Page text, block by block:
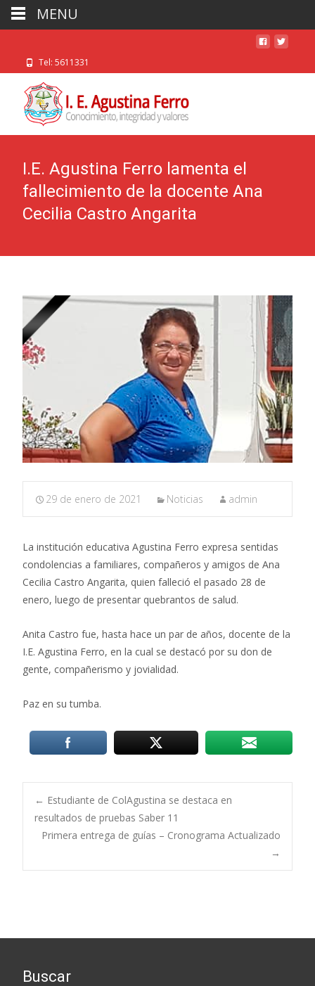
Tel: 5611331
I.E. Agustina Ferro lamenta el
fallecimiento de la docente Ana
Cecilia Castro Angarita
29 de enero de 2021 Noticias admin
La institución educativa Agustina Ferro expresa sentidas
condolencias a familiares, compañeros y amigos de Ana
Cecilia Castro Angarita, quien falleció el pasado 28 de
enero, luego de presentar quebrantos de salud.
Anita Castro fue, hasta hace un par de años, docente de la
I.E. Agustina Ferro, en la cual se destacó por su don de
gente, compañerismo y jovialidad.
Paz en su tumba.
Post
navigation
← Estudiante de ColAgustina se destaca en
resultados de pruebas Saber 11
Primera entrega de guías – Cronograma Actualizado
→
Buscar
MENU